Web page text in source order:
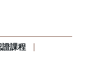
課程